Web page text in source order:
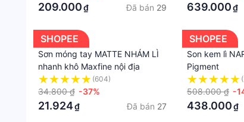
209.000₫ Đã bán 29 639.000₫
SHOPEE
Sơn móng tay MATTE NHÁM LÌ
nhanh khô Maxfine nội địa
(604)
34.800 ₫ -37%
21.924₫ Đã bán 27
SHOPEE
Son kem lì
Pigment
508.000 ₫ -
438.000₫